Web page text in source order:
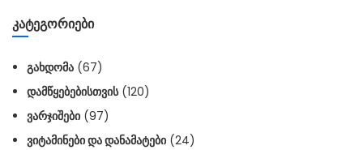
ᲙᲐᲢᲔᲒᲝᲠᲘᲔᲑᲘ
ᲒᲐᲮᲓᲝᲛᲐ (67)
ᲓᲐᲛᲬᲧᲔᲑᲔᲑᲘᲡᲗᲕᲘᲡ(120)
ᲕᲐᲠᲯᲘᲨᲔᲑᲘ (97)
ᲕᲘᲢᲐᲛᲘᲜᲔᲑᲘ ᲓᲐ ᲓᲐᲜᲐᲛᲐᲢᲔᲑᲘ (24)